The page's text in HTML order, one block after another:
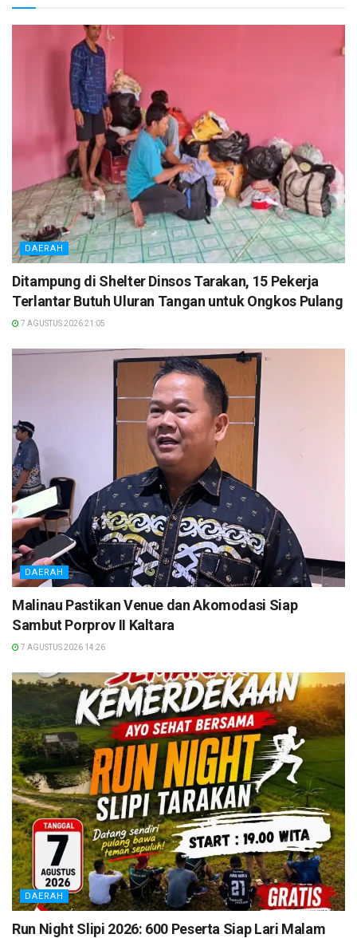
DAERAH
Ditampung di Shelter Dinsos Tarakan, 15 Pekerja
Terlantar Butuh Uluran Tangan untuk Ongkos Pulang
7 AGUSTUS 2026 21:05
DAERAH
Malinau Pastikan Venue dan Akomodasi Siap
Sambut Porprov II Kaltara
7 AGUSTUS 2026 14:26
DAERAH
Run Night Slipi 2026: 600 Peserta Siap Lari Malam